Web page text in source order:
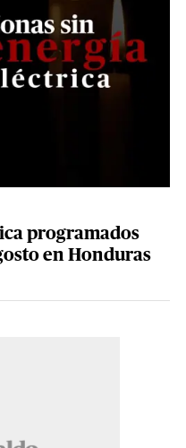
programados
en Honduras